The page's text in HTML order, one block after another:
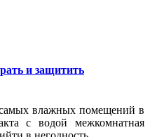
и защитить
влажных помещений в
с водой межкомнатная